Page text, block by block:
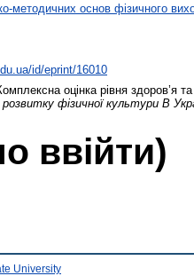
методичних основ фізичного
id/eprint/16010
оцінка рівня здоров’я
фізичної культури В
ввійти)
University